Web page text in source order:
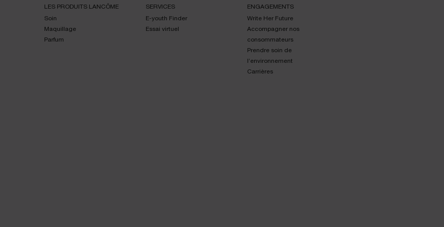
LES PRODUITS LANCÔME
Soin
Maquillage
Parfum
SERVICES
E-youth Finder
Essai virtuel
ENGAGEMENTS
Write Her Future
Accompagner nos
consommateurs
Prendre soin de
l’environnement
Carrières